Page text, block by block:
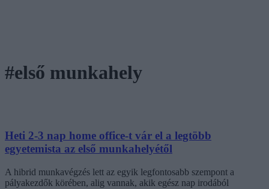
#első munkahely
Heti 2-3 nap home office-t vár el a legtöbb
egyetemista az első munkahelyétől
A hibrid munkavégzés lett az egyik legfontosabb szempont a
pályakezdők körében, alig vannak, akik egész nap irodából